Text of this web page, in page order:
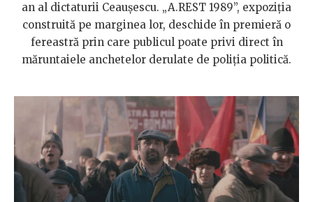
an al dictaturii Ceaușescu. „A.REST 1989”, expoziția
construită pe marginea lor, deschide în premieră o
fereastră prin care publicul poate privi direct în
măruntaiele anchetelor derulate de poliția politică.